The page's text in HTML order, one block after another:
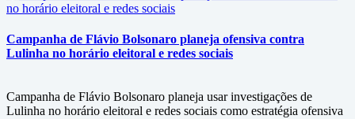
Campanha de Flávio Bolsonaro planeja ofensiva contra
Lulinha no horário eleitoral e redes sociais
Campanha de Flávio Bolsonaro planeja usar investigações de
Lulinha no horário eleitoral e redes sociais como estratégia ofensiva